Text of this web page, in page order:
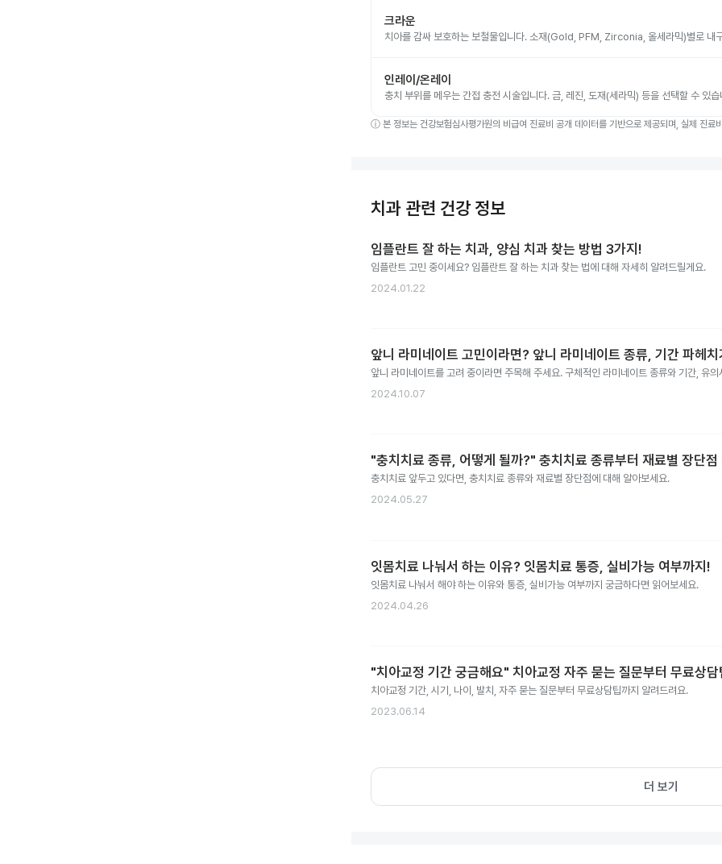
크라운
치아를 감싸 보호하는 보철물입니다. 소재(Gold, PFM, Zirconia, 올세라믹)별로 내
인레이/온레이
충치 부위를 메우는 간접 충전 시술입니다. 금, 레진, 도재(세라믹) 등을 선택할 수 있습
ⓘ 본 정보는 건강보험심사평가원의 비급여 진료비 공개 데이터를 기반으로 제공되며, 실제 진료
치과 관련 건강 정보
임플란트 잘 하는 치과, 양심 치과 찾는 방법 3가지!
임플란트 고민 중이세요? 임플란트 잘 하는 치과 찾는 법에 대해 자세히 알려드릴게요.
2024.01.22
앞니 라미네이트 고민이라면? 앞니 라미네이트 종류, 기간 파헤치
앞니 라미네이트를 고려 중이라면 주목해 주세요. 구체적인 라미네이트 종류와 기간, 유
2024.10.07
"충치치료 종류, 어떻게 될까?" 충치치료 종류부터 재료별 장단점
충치치료 앞두고 있다면, 충치치료 종류와 재료별 장단점에 대해 알아보세요.
2024.05.27
잇몸치료 나눠서 하는 이유? 잇몸치료 통증, 실비가능 여부까지!
잇몸치료 나눠서 해야 하는 이유와 통증, 실비가능 여부까지 궁금하다면 읽어보세요.
2024.04.26
"치아교정 기간 궁금해요" 치아교정 자주 묻는 질문부터 무료상담
치아교정 기간, 시기, 나이, 발치, 자주 묻는 질문부터 무료상담팁까지 알려드려요.
2023.06.14
더 보기